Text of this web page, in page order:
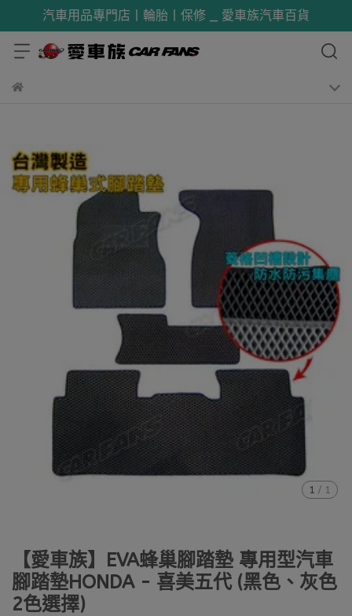
汽車用品專門店丨輪胎丨保修 _ 愛車族汽車百貨
1 / 1
【愛車族】EVA蜂巢腳踏墊 專用型汽車
腳踏墊HONDA - 喜美五代 (黑色、灰色
2色選擇)